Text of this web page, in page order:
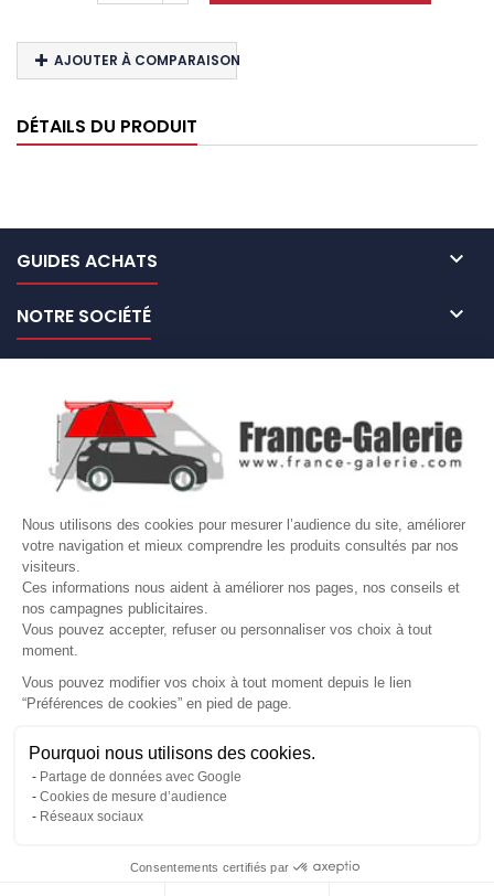
Nous utilisons des cookies pour mesurer l’audience du site, améliorer
votre navigation et mieux comprendre les produits consultés par nos
visiteurs.
Ces informations nous aident à améliorer nos pages, nos conseils et
nos campagnes publicitaires.
Vous pouvez accepter, refuser ou personnaliser vos choix à tout
moment.
Vous pouvez modifier vos choix à tout moment depuis le lien
“Préférences de cookies” en pied de page.
Pourquoi nous utilisons des cookies.
Partage de données avec Google
Cookies de mesure d’audience
Réseaux sociaux
Consentements certifiés par
Gérer mes cookies
AJOUTER À COMPARAISON
DÉTAILS DU PRODUIT
GUIDES ACHATS 
NOTRE SOCIÉTÉ 
VOTRE COMPTE 
Site protégé par reCAPTCHA.
LETTRE D'INFORMATIONS
© Copyright 2026 France Galerie. Tous droits reservés.